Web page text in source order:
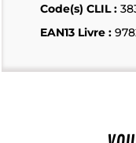
Code(s) CLIL :
EAN13 Livre :